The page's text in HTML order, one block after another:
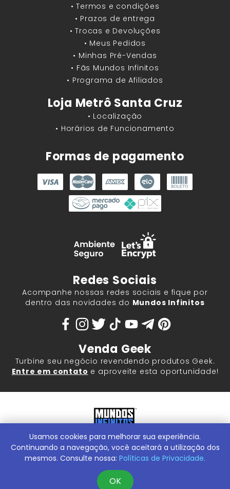
• Termos e condições
• Prazos de entrega
• Trocas e Devoluções
• Meus Pedidos
• Minhas Pré-Vendas
• Fãs Mundos Infinitos
• Programa de Afiliados
Loja Metrô Santa Cruz
• Localização
• Horários de Funcionamento
Formas de pagamento
Redes Sociais
Acompanhe nossas redes sociais e fique por
dentro das novidades do Mundos Infinitos
Venda Geek
Turbine seu negócio revendendo produtos Geek.
Entre em contato e aproveite esta oportunidade!
Mundos Infinitos - Publicações e Geek Store |ContentStuff
Publicações e Assinaturas Ltda. CNPJ - 05.859.917/0001-60.
Conheça nossa Loja Física:Rua Machado Bitencourt, 291 -
Usamos cookies para melhorar sua experiência.
Continuando a navegação, você aceitará a utilização dos
mesmos. Consulte nossa: Políticas de Privacidade.
OK